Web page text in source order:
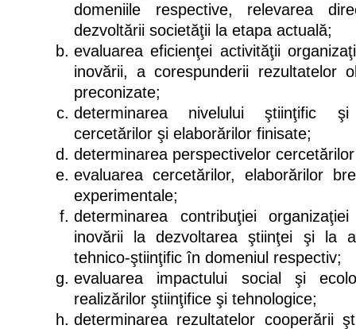
domeniile respective, relevarea
dezvoltării societăţii la etapa actuală;
evaluarea eficienţei activităţii
inovării, a corespunderii rezultatelor
preconizate;
determinarea nivelului ştiinţific
cercetărilor şi elaborărilor finisate;
determinarea perspectivelor
evaluarea cercetărilor, elaborărilor
experimentale;
determinarea contribuţiei
inovării la dezvoltarea ştiinţei şi la
tehnico-ştiinţific în domeniul respectiv;
evaluarea impactului social şi
realizărilor ştiinţifice şi tehnologice;
determinarea rezultatelor cooperării